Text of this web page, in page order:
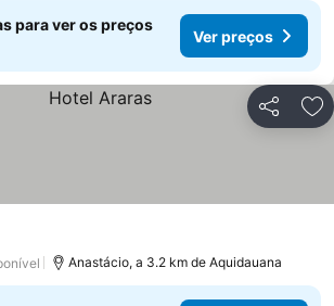
para ver os preços
Ver preços
Partilhar
Anastácio, a 3.2 km de Aquidauana